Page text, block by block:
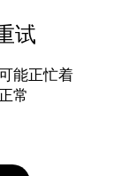
试
能正忙着
常